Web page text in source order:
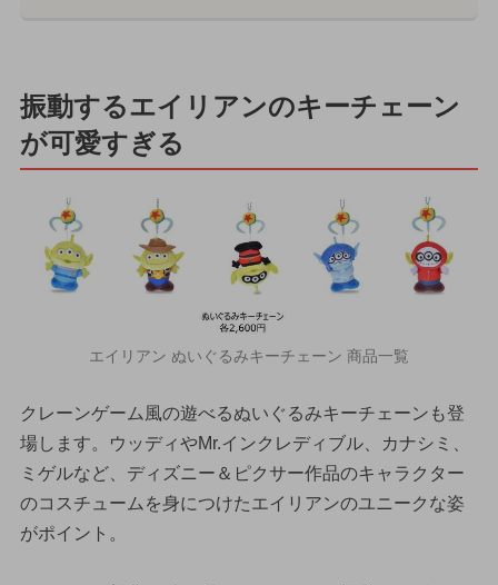
振動するエイリアンのキーチェーン
が可愛すぎる
エイリアン ぬいぐるみキーチェーン 商品一覧
クレーンゲーム風の遊べるぬいぐるみキーチェーンも登
場します。ウッディやMr.インクレディブル、カナシミ、
ミゲルなど、ディズニー＆ピクサー作品のキャラクター
のコスチュームを身につけたエイリアンのユニークな姿
がポイント。